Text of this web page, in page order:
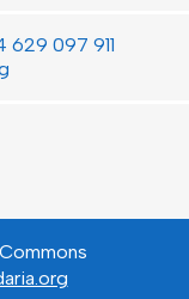
629 097 911